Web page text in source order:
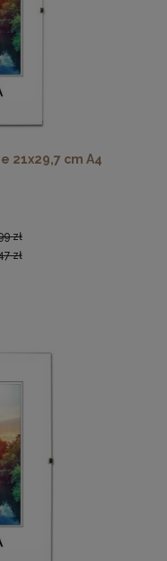
Florals
w kolorze
zł
21x29,7 cm A4
zł
zł